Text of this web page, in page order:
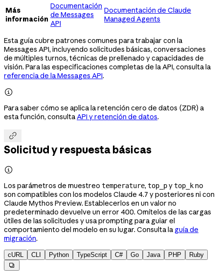
Más
información
Documentación
de Messages
API
Documentación de Claude
Managed Agents
Esta guía cubre patrones comunes para trabajar con la
Messages API, incluyendo solicitudes básicas, conversaciones
de múltiples turnos, técnicas de prellenado y capacidades de
visión. Para las especificaciones completas de la API, consulta la
referencia de la Messages API.

Para saber cómo se aplica la retención cero de datos (ZDR) a
esta función, consultaAPI y retención de datos.

Solicitud y respuesta básicas

Los parámetros de muestreo temperature, top_pytop_kno
son compatibles con los modelos Claude 4.7 y posteriores ni con
Claude Mythos Preview. Establecerlos en un valor no
predeterminado devuelve un error 400. Omítelos de las cargas
útiles de las solicitudes y usa prompting para guiar el
comportamiento del modelo en su lugar. Consulta la guía de
migración.
cURL CLI Python TypeScript C# Go Java PHP Ruby
